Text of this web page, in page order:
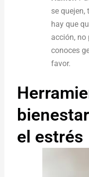
se quejen,
hay que
acción, no
conoces
favor.
el estrés